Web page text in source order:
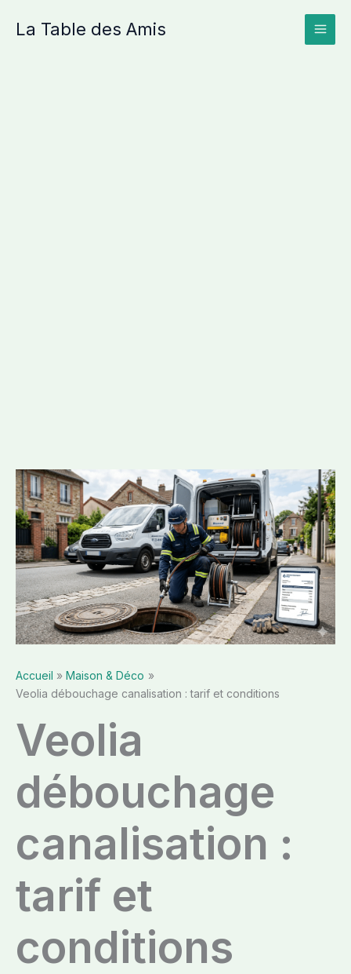
La Table des Amis
Accueil
Maison & Déco
Veolia débouchage canalisation : tarif et conditions
Veolia
débouchage
canalisation :
tarif et
conditions